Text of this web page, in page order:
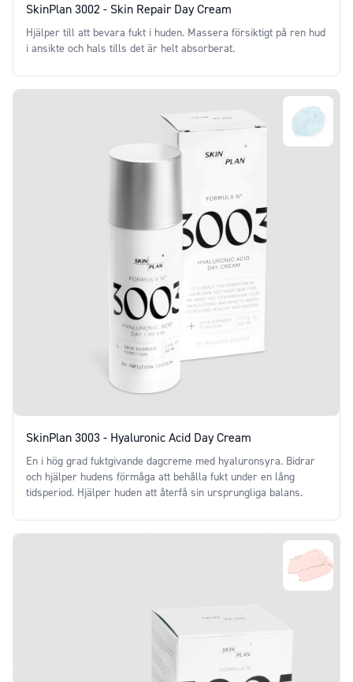
SkinPlan 3002 - Skin Repair Day Cream
Hjälper till att bevara fukt i huden. Massera försiktigt på ren hud
i ansikte och hals tills det är helt absorberat.
SkinPlan 3003 - Hyaluronic Acid Day Cream
En i hög grad fuktgivande dagcreme med hyaluronsyra. Bidrar
och hjälper hudens förmåga att behålla fukt under en lång
tidsperiod. Hjälper huden att återfå sin ursprungliga balans.